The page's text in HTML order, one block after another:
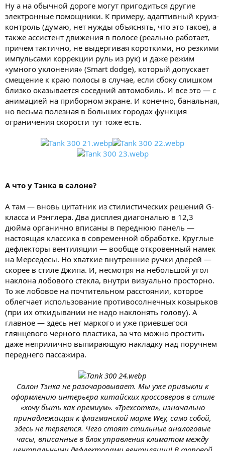
Ну а на обычной дороге могут пригодиться другие
электронные помощники. К примеру, адаптивный круиз-
контроль (думаю, нет нужды объяснять, что это такое), а
также ассистент движения в полосе (реально работает,
причем тактично, не выдергивая короткими, но резкими
импульсами коррекции руль из рук) и даже режим
«умного уклонения» (Smart dodge), который допускает
смещение к краю полосы в случае, если сбоку слишком
близко оказывается соседний автомобиль. И все это — с
анимацией на приборном экране. И конечно, банальная,
но весьма полезная в больших городах функция
ограничения скорости тут тоже есть.
А что у Тэнка в салоне?
А там — вновь цитатник из стилистических решений G-
класса и Рэнглера. Два дисплея диагональю в 12,3
дюйма органично вписаны в переднюю панель —
настоящая классика в современной обработке. Круглые
дефлекторы вентиляции — вообще откровенный намек
на Мерседесы. Но хваткие внутренние ручки дверей —
скорее в стиле Джипа. И, несмотря на небольшой угол
наклона лобового стекла, внутри визуально просторно.
То же лобовое на почтительном расстоянии, которое
облегчает использование противосолнечных козырьков
(при их откидывании не надо наклонять голову). А
главное — здесь нет маркого и уже приевшегося
глянцевого черного пластика, за что можно простить
даже неприлично выпирающую накладку над поручнем
переднего пассажира.
Салон Тэнка не разочаровывает. Мы уже привыкли к
оформлению интерьера китайских кроссоверов в стиле
«хочу быть как премиум». «Трехсотка», изначально
принадлежащая к флагманской марке Wey, само собой,
здесь не теряется. Чего стоят стильные аналоговые
часы, вписанные в блок управления климатом между